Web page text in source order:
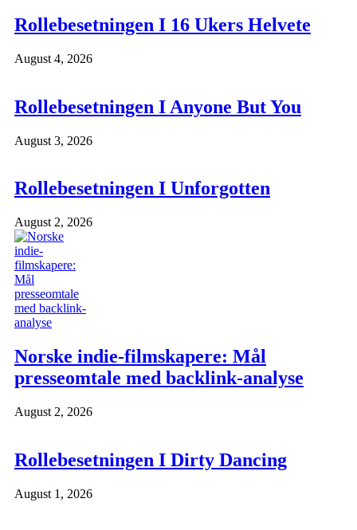
Rollebesetningen I 16 Ukers Helvete
August 4, 2026
Rollebesetningen I Anyone But You
August 3, 2026
Rollebesetningen I Unforgotten
August 2, 2026
Norske indie-filmskapere: Mål
presseomtale med backlink-analyse
August 2, 2026
Rollebesetningen I Dirty Dancing
August 1, 2026